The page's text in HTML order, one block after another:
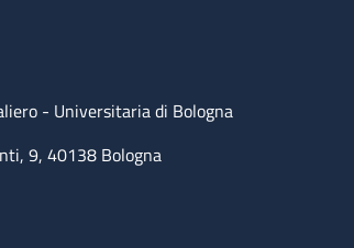
- Universitaria di Bologna
9, 40138 Bologna